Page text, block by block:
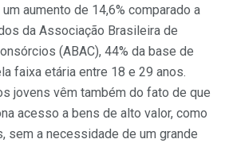
aumento de 14,6% comparado a
da Associação Brasileira de
(ABAC), 44% da base de
faixa etária entre 18 e 29 anos.
jovens vêm também do fato de que
acesso a bens de alto valor, como
sem a necessidade de um grande